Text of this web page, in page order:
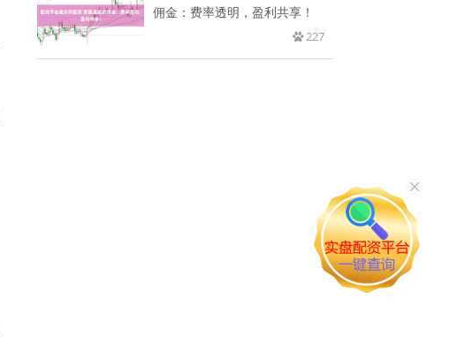
佣金：费率透明，盈利共享！
227